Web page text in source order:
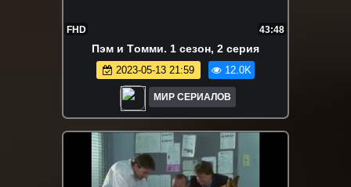
FHD 43:48
Пэм и Тoмми. 1 сезон, 2 серия
2023-05-13 21:59 12.0K
МИР СЕРИАЛОВ